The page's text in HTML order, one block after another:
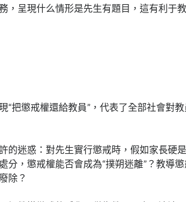
，呈現什么情形是先生有題目，這有利于
“把懲戒權還給教員”，代表了全部社會對
的迷惑：對先生實行懲戒時，假如家長硬
分，懲戒權能否會成為“撲朔迷離”？教導
除？